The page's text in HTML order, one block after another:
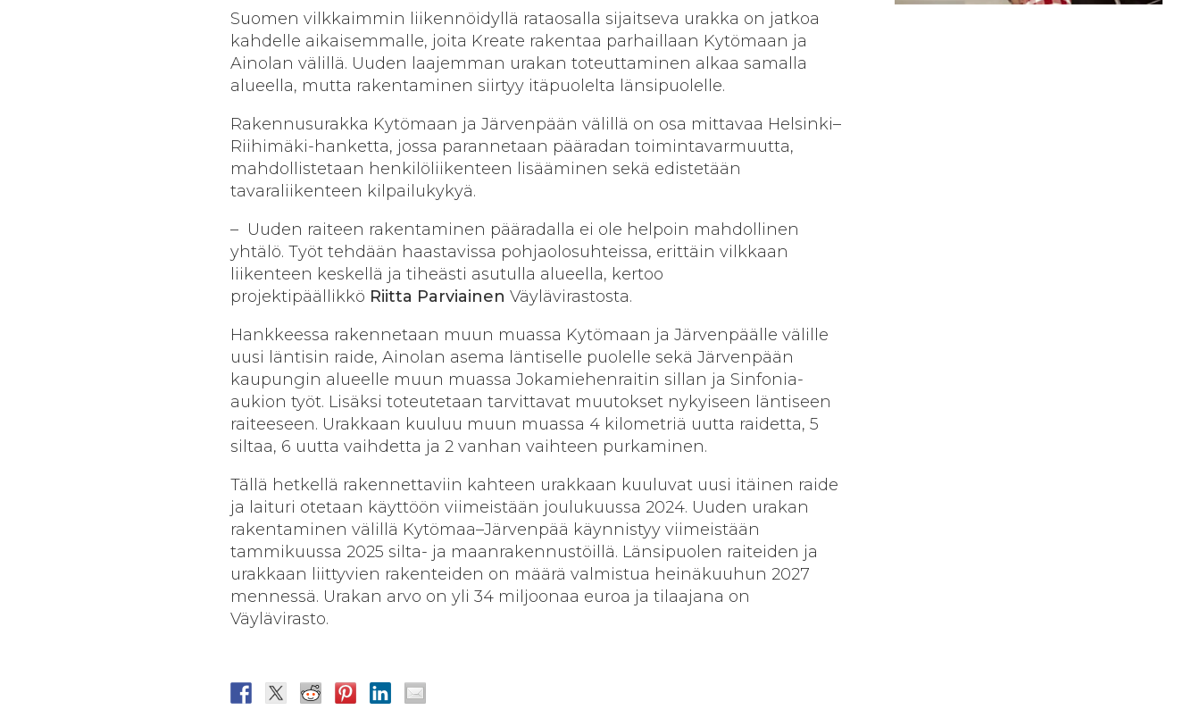
Suomen vilkkaimmin liikennöidyllä rataosalla sijaitseva urakka on jatkoa
kahdelle aikaisemmalle, joita Kreate rakentaa parhaillaan Kytömaan ja
Ainolan välillä. Uuden laajemman urakan toteuttaminen alkaa samalla
alueella, mutta rakentaminen siirtyy itäpuolelta länsipuolelle.
Rakennusurakka Kytömaan ja Järvenpään välillä on osa mittavaa Helsinki–
Riihimäki-hanketta, jossa parannetaan pääradan toimintavarmuutta,
mahdollistetaan henkilöliikenteen lisääminen sekä edistetään
tavaraliikenteen kilpailukykyä.
– Uuden raiteen rakentaminen pääradalla ei ole helpoin mahdollinen
yhtälö. Työt tehdään haastavissa pohjaolosuhteissa, erittäin vilkkaan
liikenteen keskellä ja tiheästi asutulla alueella, kertoo
projektipäällikkö Riitta Parviainen Väylävirastosta.
Hankkeessa rakennetaan muun muassa Kytömaan ja Järvenpäälle välille
uusi läntisin raide, Ainolan asema läntiselle puolelle sekä Järvenpään
kaupungin alueelle muun muassa Jokamiehenraitin sillan ja Sinfonia-
aukion työt. Lisäksi toteutetaan tarvittavat muutokset nykyiseen läntiseen
raiteeseen. Urakkaan kuuluu muun muassa 4 kilometriä uutta raidetta, 5
siltaa, 6 uutta vaihdetta ja 2 vanhan vaihteen purkaminen.
Tällä hetkellä rakennettaviin kahteen urakkaan kuuluvat uusi itäinen raide
ja laituri otetaan käyttöön viimeistään joulukuussa 2024. Uuden urakan
rakentaminen välillä Kytömaa–Järvenpää käynnistyy viimeistään
tammikuussa 2025 silta- ja maanrakennustöillä. Länsipuolen raiteiden ja
urakkaan liittyvien rakenteiden on määrä valmistua heinäkuuhun 2027
mennessä. Urakan arvo on yli 34 miljoonaa euroa ja tilaajana on
Väylävirasto.